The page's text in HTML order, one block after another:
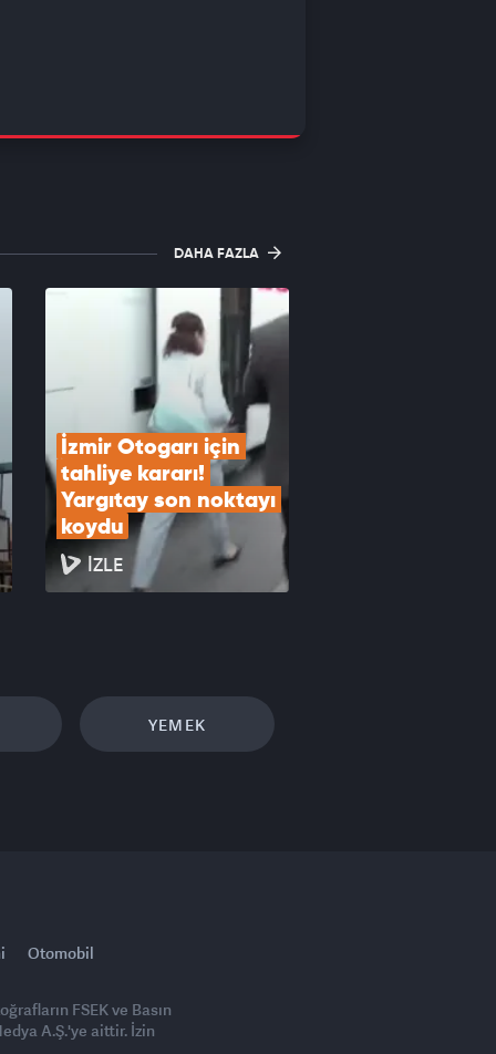
DAHA FAZLA
İzmir Otogarı için
tahliye kararı!
Yargıtay son noktayı
koydu
İZLE
YEMEK
Otomobil
FSEK ve Basın
A.Ş.'ye aittir. İzin